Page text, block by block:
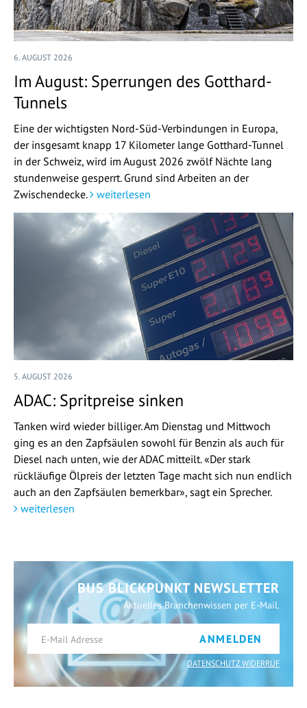
6. AUGUST 2026
Im August: Sperrungen des Gotthard-
Tunnels
Eine der wichtigsten Nord-Süd-Verbindungen in Europa,
der insgesamt knapp 17 Kilometer lange Gotthard-Tunnel
in der Schweiz, wird im August 2026 zwölf Nächte lang
stundenweise gesperrt. Grund sind Arbeiten an der
Zwischendecke.
weiterlesen
5. AUGUST 2026
ADAC: Spritpreise sinken
Tanken wird wieder billiger. Am Dienstag und Mittwoch
ging es an den Zapfsäulen sowohl für Benzin als auch für
Diesel nach unten, wie der ADAC mitteilt. «Der stark
rückläufige Ölpreis der letzten Tage macht sich nun endlich
auch an den Zapfsäulen bemerkbar», sagt ein Sprecher.
weiterlesen
BUS BLICKPUNKT NEWSLETTER
Aktuelles Branchenwissen per E-Mail.
ANMELDEN
DATENSCHUTZ WIDERRUF